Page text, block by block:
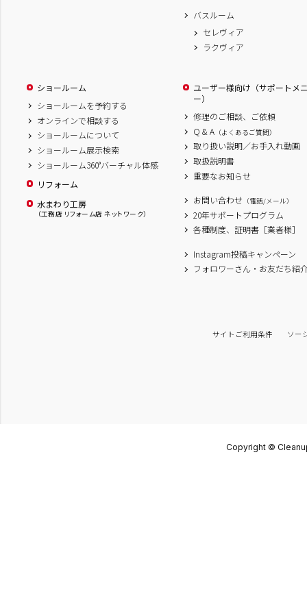
バスルーム
セレヴィア
ラクヴィア
ショールーム
ショールームを予約する
オンラインで相談する
ショールームについて
ショールーム展示検索
ショールーム360°バーチャル体感
リフォーム
水まわり工房
（工務店 リフォーム店 ネットワーク）
ユーザー様向け（サポートメ
ー）
修理のご相談、ご依頼
Q & A （よくあるご質問）
取り扱い説明／お手入れ動画
取扱説明書
重要なお知らせ
お問い合わせ （電話/メール）
20年サポートプログラム
各種制度、証明書［業者様］
Instagram投稿キャンペーン
フォロワーさん・お友だち紹
サイトご利用条件 ソー
Copyright ©